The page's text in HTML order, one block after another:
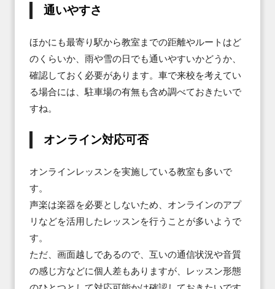
通いやすさ
ほかにも最寄り駅から教室までの距離やルートはど
のくらいか、雨や雪の日でも通いやすいかどうか、
確認しておく必要があります。車で来校を考えてい
る場合には、駐車場の有無も含め調べておきたいで
すね。
オンライン対応可否
オンラインレッスンを実施している教室も多いで
す。
声楽は楽器を必要としないため、オンラインのアプ
リなどを活用したレッスンを行うことが多いようで
す。
ただ、画面越しであるので、互いの通信状況や音質
の感じ方などに個人差もありますが、レッスン形態